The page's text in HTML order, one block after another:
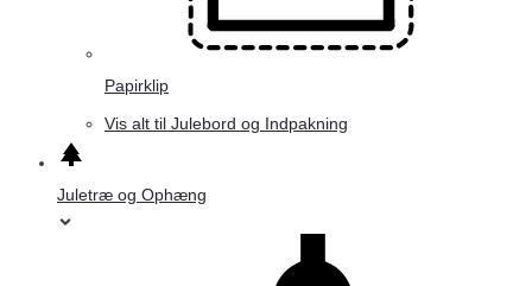
Papirklip
Vis alt til Julebord og Indpakning
Juletræ og Ophæng